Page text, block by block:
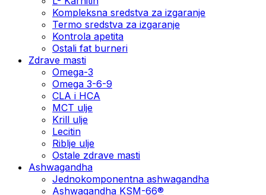
Kompleksna sredstva za izgaranje
Termo sredstva za izgaranje
Kontrola apetita
Ostali fat burneri
Zdrave masti
Omega-3
Omega 3-6-9
CLA i HCA
MCT ulje
Krill ulje
Lecitin
Riblje ulje
Ostale zdrave masti
Ashwagandha
Jednokomponentna ashwagandha
Ashwagandha KSM-66®